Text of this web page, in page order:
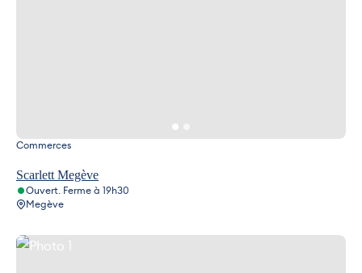
Scarlett Megève
Commerces
Ouvert. Ferme à 19h30
Megève
Photo 1